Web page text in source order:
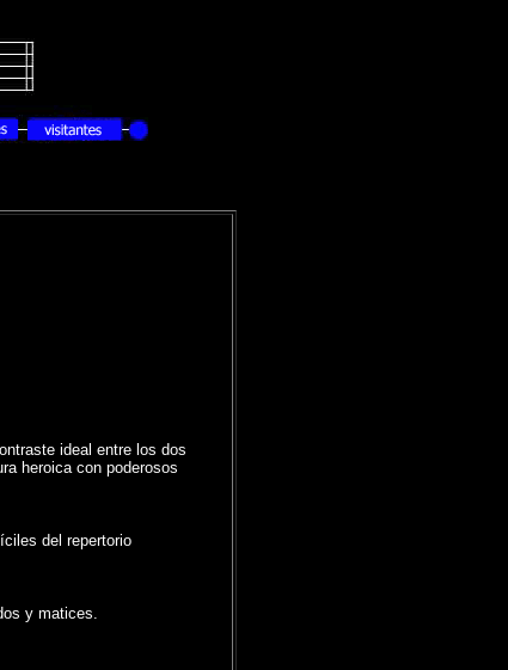
ideal entre los dos
heroica con poderosos
del repertorio
y matices.